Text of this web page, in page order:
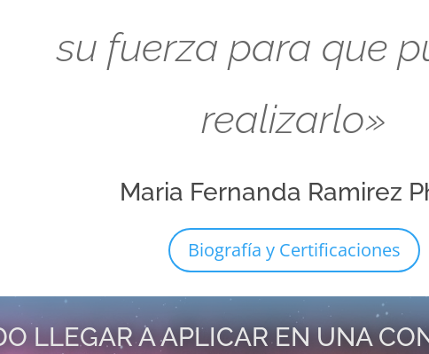
su fuerza para que
realizarlo»
Maria Fernanda Ramirez
Biografía y Certificaciones
LLEGAR A APLICAR EN UNA